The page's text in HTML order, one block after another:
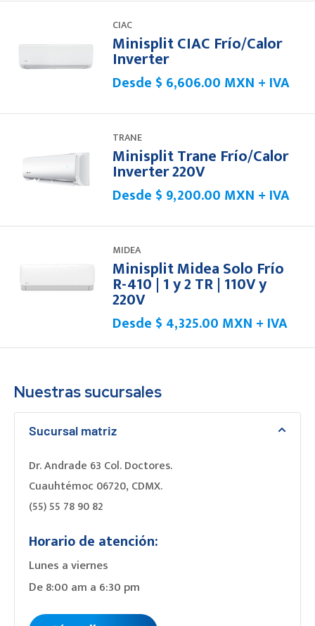
CIAC
Minisplit CIAC Frío/Calor
Inverter
Desde $ 6,606.00 MXN + IVA
TRANE
Minisplit Trane Frío/Calor
Inverter 220V
Desde $ 9,200.00 MXN + IVA
MIDEA
Minisplit Midea Solo Frío
R-410 | 1 y 2 TR | 110V y
220V
Desde $ 4,325.00 MXN + IVA
Nuestras sucursales
Sucursal matriz
Dr. Andrade 63 Col. Doctores.
Cuauhtémoc 06720, CDMX.
(55) 55 78 90 82
Horario de atención:
Lunes a viernes
De 8:00 am a 6:30 pm